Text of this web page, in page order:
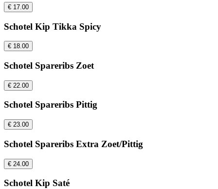
€ 17.00
Schotel Kip Tikka Spicy
€ 18.00
Schotel Spareribs Zoet
€ 22.00
Schotel Spareribs Pittig
€ 23.00
Schotel Spareribs Extra Zoet/Pittig
€ 24.00
Schotel Kip Saté